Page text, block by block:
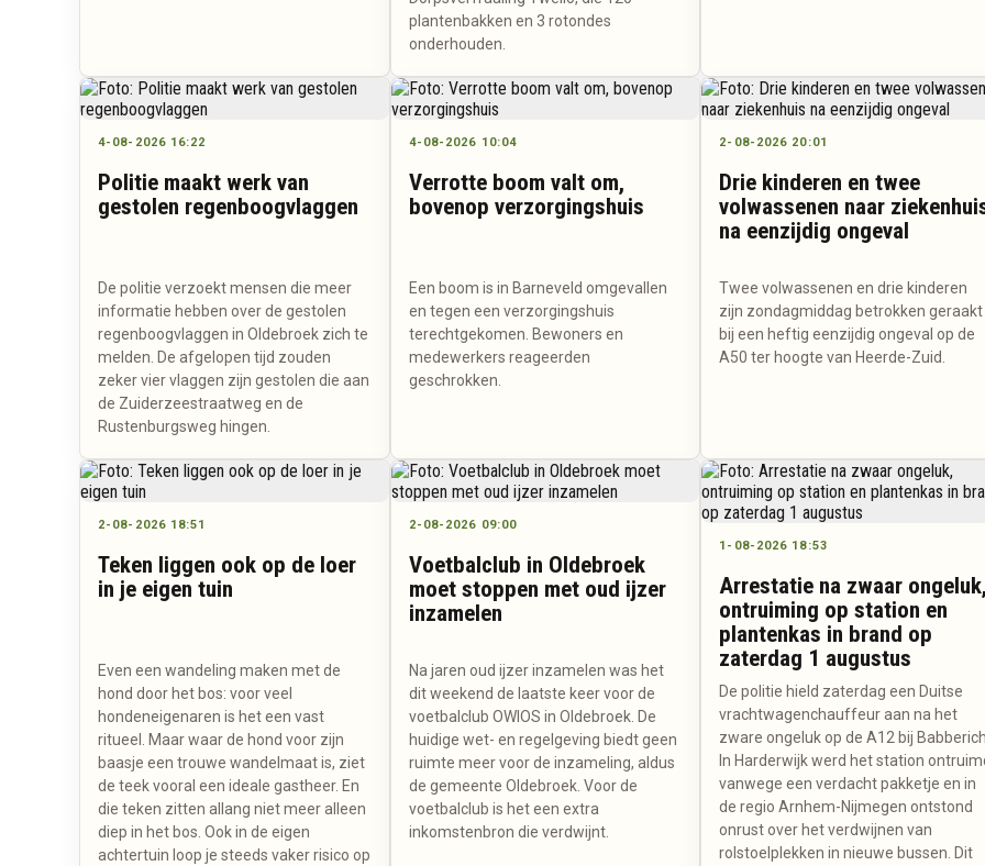
plantenbakken en 3 rotondes
onderhouden.
4-08-2026 16:22
Politie maakt werk van
gestolen regenboogvlaggen
De politie verzoekt mensen die meer
informatie hebben over de gestolen
regenboogvlaggen in Oldebroek zich te
melden. De afgelopen tijd zouden
zeker vier vlaggen zijn gestolen die aan
de Zuiderzeestraatweg en de
Rustenburgsweg hingen.
4-08-2026 10:04
Verrotte boom valt om,
bovenop verzorgingshuis
Een boom is in Barneveld omgevallen
en tegen een verzorgingshuis
terechtgekomen. Bewoners en
medewerkers reageerden
geschrokken.
2-08-2026 20:01
Drie kinderen en twee
volwassenen naar
na eenzijdig ongeval
Twee volwassenen en drie kinderen
zijn zondagmiddag betrokken geraakt
bij een heftig eenzijdig ongeval op de
A50 ter hoogte van Heerde-Zuid.
2-08-2026 18:51
Teken liggen ook op de loer
in je eigen tuin
Even een wandeling maken met de
hond door het bos: voor veel
hondeneigenaren is het een vast
ritueel. Maar waar de hond voor zijn
baasje een trouwe wandelmaat is, ziet
de teek vooral een ideale gastheer. En
die teken zitten allang niet meer alleen
diep in het bos. Ook in de eigen
achtertuin loop je steeds vaker risico op
2-08-2026 09:00
Voetbalclub in Oldebroek
moet stoppen met oud ijzer
inzamelen
Na jaren oud ijzer inzamelen was het
dit weekend de laatste keer voor de
voetbalclub OWIOS in Oldebroek. De
huidige wet- en regelgeving biedt geen
ruimte meer voor de inzameling, aldus
de gemeente Oldebroek. Voor de
voetbalclub is het een extra
inkomstenbron die verdwijnt.
1-08-2026 18:53
Arrestatie na zwaar
ontruiming op station en
plantenkas in brand op
zaterdag 1 augustus
De politie hield zaterdag een Duitse
vrachtwagenchauffeur aan na het
zware ongeluk op de A12 bij
In Harderwijk werd het station
vanwege een verdacht pakketje en in
de regio Arnhem-Nijmegen ontstond
onrust over het verdwijnen van
rolstoelplekken in nieuwe bussen. Dit